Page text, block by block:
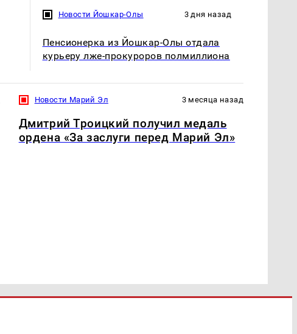
Новости Йошкар-Олы 3 дня назад
Пенсионерка из Йошкар-Олы отдала
курьеру лже-прокуроров полмиллиона
Новости Марий Эл 3 месяца назад
Дмитрий Троицкий получил медаль
ордена «За заслуги перед Марий Эл»